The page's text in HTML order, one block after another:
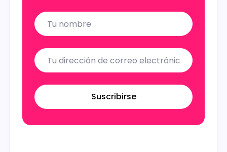
Name
Email
Suscribirse